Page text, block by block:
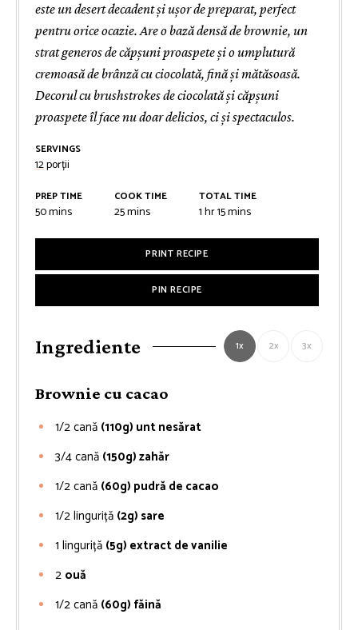
este un desert decadent și ușor de preparat, perfect
pentru orice ocazie. Are o bază densă de brownie, un
strat generos de căpșuni proaspete și o umplutură
cremoasă de brânză cu ciocolată, fină și mătăsoasă.
Decorul cu brushstrokes de ciocolată și căpșuni
proaspete îl face nu doar delicios, ci și spectaculos.
SERVINGS
12porții
PREP TIME
50minutes
mins
COOK TIME
25minutes
mins
TOTAL TIME
1hour
hr15minutes
mins
PRINT RECIPE
PIN RECIPE
Ingrediente 1x 2x 3x
Brownie cu cacao
1/2cană (110g) unt nesărat
3/4cană (150g) zahăr
1/2cană (60g) pudră de cacao
1/2linguriță (2g) sare
1 linguriță (5g) extract de vanilie
2 ouă
1/2cană (60g) făină